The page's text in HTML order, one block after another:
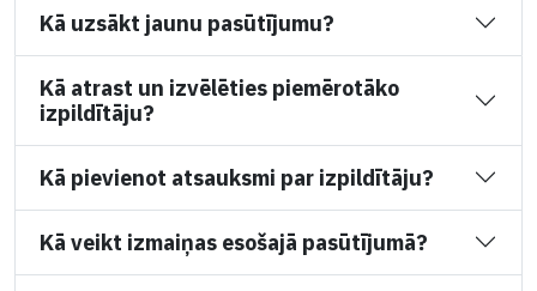
Kā uzsākt jaunu pasūtījumu?
Kā atrast un izvēlēties piemērotāko
izpildītāju?
Kā pievienot atsauksmi par izpildītāju?
Kā veikt izmaiņas esošajā pasūtījumā?